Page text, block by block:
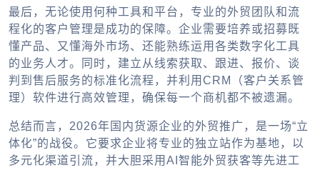
最后，无论使用何种工具和平台，专业的外贸团队和流
程化的客户管理是成功的保障。企业需要培养或招募既
懂产品、又懂海外市场、还能熟练运用各类数字化工具
的业务人才。同时，建立从线索获取、跟进、报价、谈
判到售后服务的标准化流程，并利用CRM（客户关系管
理）软件进行高效管理，确保每一个商机都不被遗漏。
总结而言，2026年国内货源企业的外贸推广，是一场“立
体化”的战役。它要求企业将专业的独立站作为基地，以
多元化渠道引流，并大胆采用AI智能外贸获客等先进工